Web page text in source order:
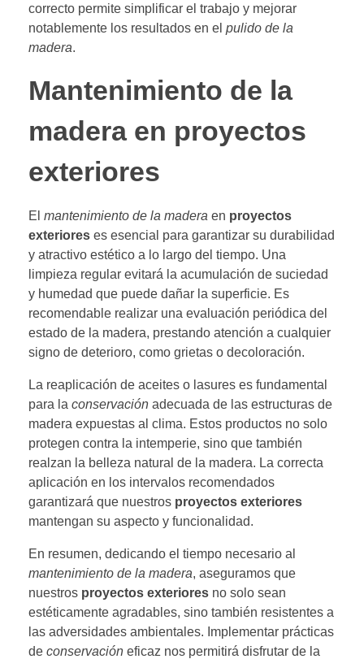
correcto permite simplificar el trabajo y mejorar
notablemente los resultados en el pulido de la
madera.
Mantenimiento de la
madera en proyectos
exteriores
El mantenimiento de la madera en proyectos
exteriores es esencial para garantizar su durabilidad
y atractivo estético a lo largo del tiempo. Una
limpieza regular evitará la acumulación de suciedad
y humedad que puede dañar la superficie. Es
recomendable realizar una evaluación periódica del
estado de la madera, prestando atención a cualquier
signo de deterioro, como grietas o decoloración.
La reaplicación de aceites o lasures es fundamental
para la conservación adecuada de las estructuras de
madera expuestas al clima. Estos productos no solo
protegen contra la intemperie, sino que también
realzan la belleza natural de la madera. La correcta
aplicación en los intervalos recomendados
garantizará que nuestros proyectos exteriores
mantengan su aspecto y funcionalidad.
En resumen, dedicando el tiempo necesario al
mantenimiento de la madera, aseguramos que
nuestros proyectos exteriores no solo sean
estéticamente agradables, sino también resistentes a
las adversidades ambientales. Implementar prácticas
de conservación eficaz nos permitirá disfrutar de la